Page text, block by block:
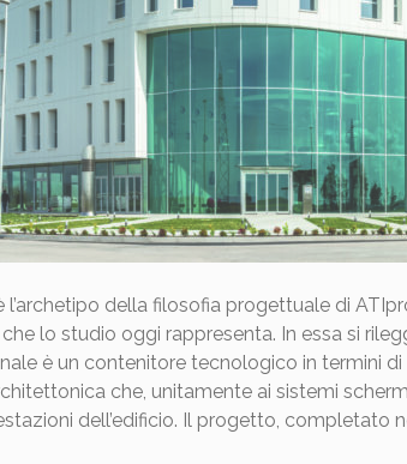
l’archetipo della filosofia progettuale di
lo studio oggi rappresenta. In essa si
è un contenitore tecnologico in termini
che, unitamente ai sistemi
dell’edificio. Il progetto, completato